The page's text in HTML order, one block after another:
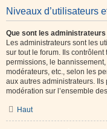
Niveaux d’utilisateurs
Que sont les administrateurs
Les administrateurs sont les
sur tout le forum. Ils
permissions, le
modérateurs, etc., selon les
aux autres administrateurs.
modération sur l’ensemble
Haut